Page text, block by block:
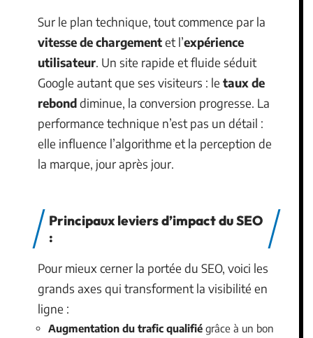
Sur le plan technique, tout commence par la
vitesse de chargementet l’expérience
utilisateur. Un site rapide et fluide séduit
Google autant que ses visiteurs : le taux de
rebonddiminue, la conversion progresse. La
performance technique n’est pas un détail :
elle influence l’algorithme et la perception de
la marque, jour après jour.
Principaux leviers d’impact du SEO
:
Pour mieux cerner la portée du SEO, voici les
grands axes qui transforment la visibilité en
ligne :
Augmentation du trafic qualifié grâce à un bon